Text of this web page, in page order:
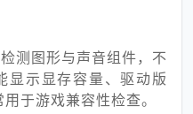
测图形与声音组件，不
显示显存容量、驱动版
于游戏兼容性检查。